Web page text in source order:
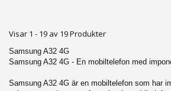
Visar 1 - 19 av 19 Produkter
Samsung A32 4G
Samsung A32 4G - En mobiltelefon med
Samsung A32 4G är en mobiltelefon som har